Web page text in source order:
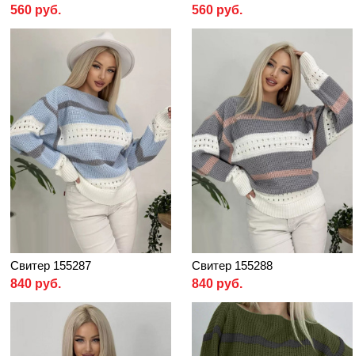
560 руб.
560 руб.
Свитер 155287
840 руб.
Свитер 155288
840 руб.